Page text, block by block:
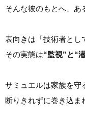
そんな彼のもとへ、あ
表向きは「技術者とし
その実態は“監視”と“
サミュエルは家族を守
断りきれずに巻き込ま